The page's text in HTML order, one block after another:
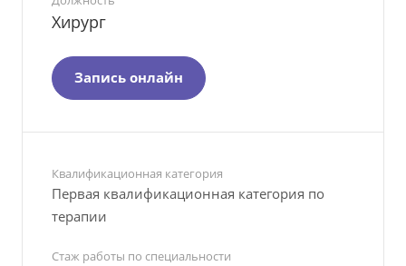
Хирург
Запись онлайн
Квалификационная категория
Первая квалификационная категория по
терапии
Стаж работы по специальности